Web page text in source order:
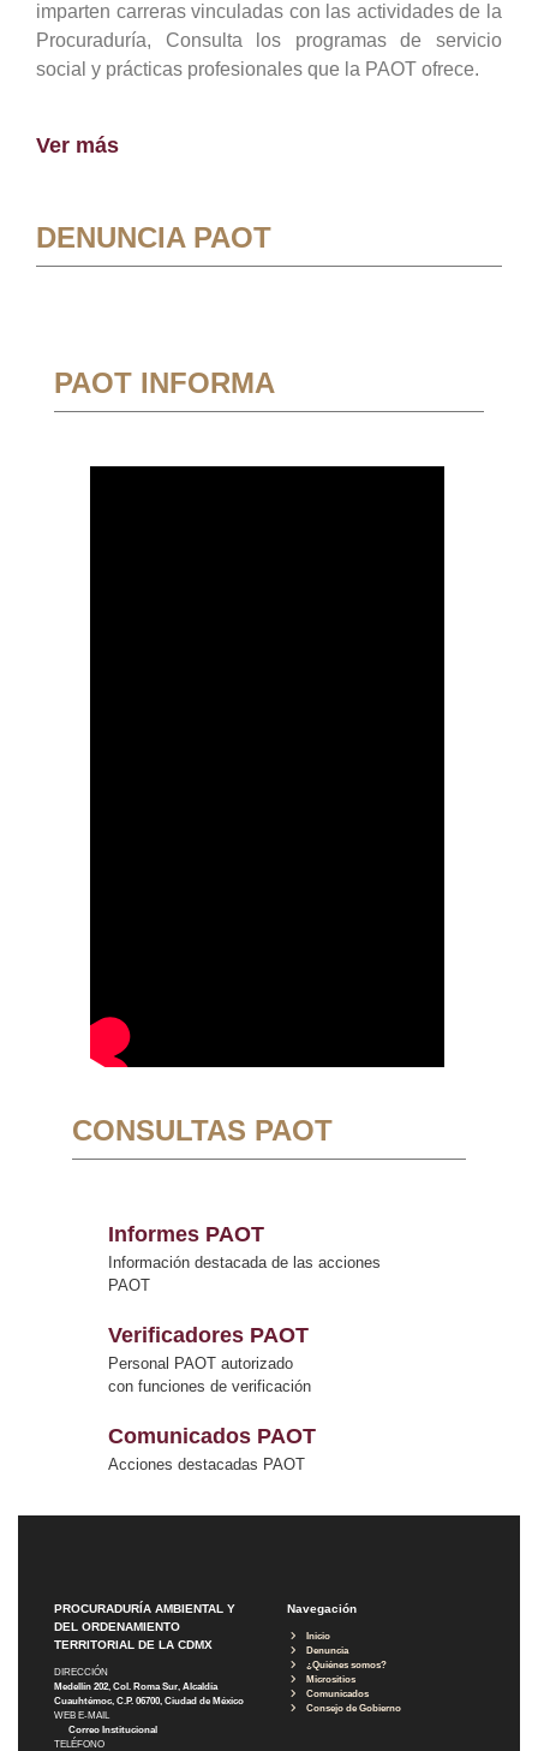
imparten carreras vinculadas con las actividades de la
Procuraduría, Consulta los programas de servicio
social y prácticas profesionales que la PAOT ofrece.
Ver más
DENUNCIA PAOT
PAOT INFORMA
CONSULTAS PAOT
Informes PAOT
Información destacada de las acciones
PAOT
Verificadores PAOT
Personal PAOT autorizado
con funciones de verificación
Comunicados PAOT
Acciones destacadas PAOT
PROCURADURÍA AMBIENTAL Y
DEL ORDENAMIENTO
TERRITORIAL DE LA CDMX
DIRECCIÓN
Medellín 202, Col. Roma Sur, Alcaldía
Cuauhtémoc, C.P. 06700, Ciudad de México
WEB E-MAIL
Correo Institucional
TELÉFONO
Navegación
Inicio
Denuncia
¿Quiénes somos?
Micrositios
Comunicados
Consejo de Gobierno